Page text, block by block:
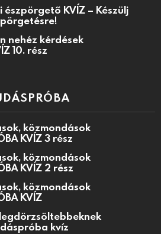
észpörgető KVÍZ – Készülj
nehéz kérdések
10. rész
közmondások
KVÍZ 3 rész
közmondások
KVÍZ 2 rész
közmondások
KVÍZ
legdörzsöltebbeknek
kvíz